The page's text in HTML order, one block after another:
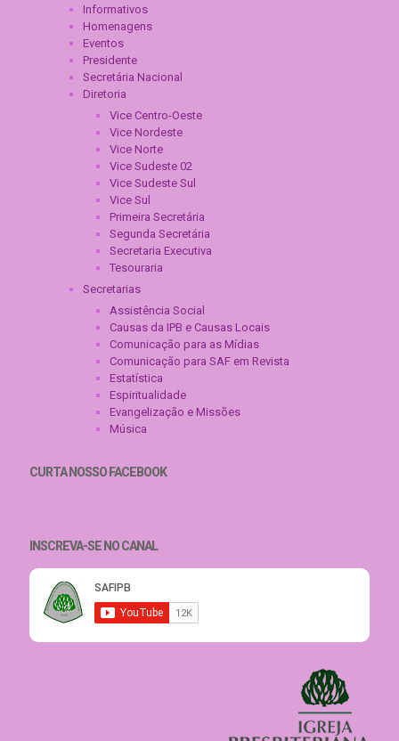
Informativos
Homenagens
Eventos
Presidente
Secretária Nacional
Diretoria
Vice Centro-Oeste
Vice Nordeste
Vice Norte
Vice Sudeste 02
Vice Sudeste Sul
Vice Sul
Primeira Secretária
Segunda Secretária
Secretaria Executiva
Tesouraria
Secretarias
Assistência Social
Causas da IPB e Causas Locais
Comunicação para as Mídias
Comunicação para SAF em Revista
Estatística
Espiritualidade
Evangelização e Missões
Música
CURTA NOSSO FACEBOOK
INSCREVA-SE NO CANAL